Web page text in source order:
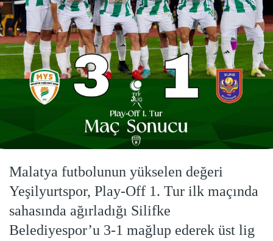
Malatya futbolunun yükselen değeri
Yeşilyurtspor, Play-Off 1. Tur ilk maçında
sahasında ağırladığı Silifke
Belediyespor’u 3-1 mağlup ederek üst lig